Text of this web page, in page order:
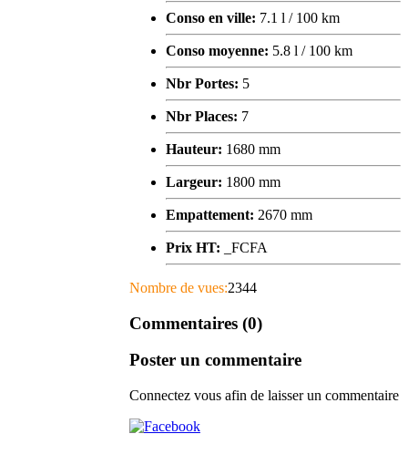
Conso en ville: 7.1 l / 100 km
Conso moyenne: 5.8 l / 100 km
Nbr Portes: 5
Nbr Places: 7
Hauteur: 1680 mm
Largeur: 1800 mm
Empattement: 2670 mm
Prix HT: _FCFA
Nombre de vues:2344
Commentaires (0)
Poster un commentaire
Connectez vous afin de laisser un commentaire